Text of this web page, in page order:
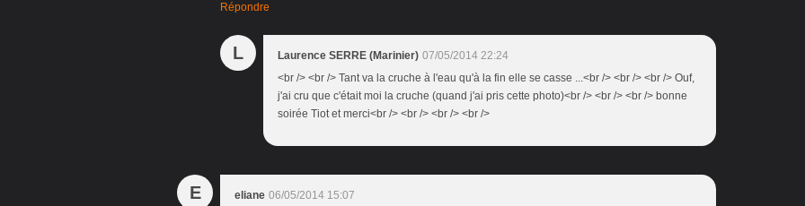
Répondre
L Laurence SERRE (Marinier) 07/05/2014 22:24
<br /> <br /> Tant va la cruche à l'eau qu'à la fin elle se casse ...<br /> <br /> <br /> Ouf,
j'ai cru que c'était moi la cruche (quand j'ai pris cette photo)<br /> <br /> <br /> bonne
soirée Tiot et merci<br /> <br /> <br /> <br />
E eliane 06/05/2014 15:07